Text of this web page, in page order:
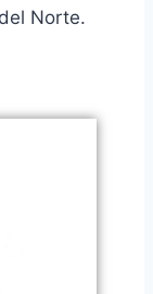
Norte.